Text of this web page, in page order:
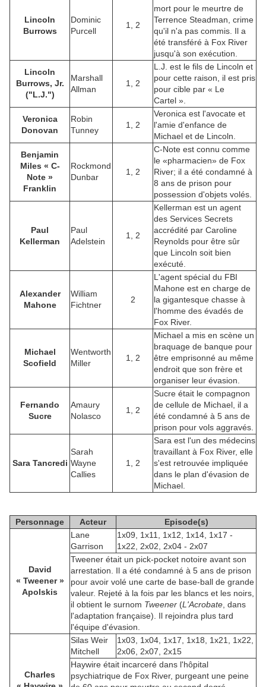
Lincoln
Burrows
Dominic
Purcell
1, 2
mort pour le meurtre de
Terrence Steadman, crime
qu'il n'a pas commis. Il a
été transféré à Fox River
jusqu'à son exécution.
Lincoln
Burrows, Jr.
("L.J.")
Marshall
Allman
1, 2
L.J. est le fils de Lincoln et
pour cette raison, il est pris
pour cible par « Le
Cartel ».
Veronica
Donovan
Robin
Tunney
1, 2
Veronica est l'avocate et
l'amie d'enfance de
Michael et de Lincoln.
Benjamin
Miles « C-
Note »
Franklin
Rockmond
Dunbar
1, 2
C-Note est connu comme
le «pharmacien» de Fox
River; il a été condamné à
8 ans de prison pour
possession d'objets volés.
Paul
Kellerman
Paul
Adelstein
1, 2
Kellerman est un agent
des Services Secrets
accrédité par Caroline
Reynolds pour être sûr
que Lincoln soit bien
exécuté.
Alexander
Mahone
William
Fichtner
2
L'agent spécial du FBI
Mahone est en charge de
la gigantesque chasse à
l'homme des évadés de
Fox River.
Michael
Scofield
Wentworth
Miller
1, 2
Michael a mis en scène un
braquage de banque pour
être emprisonné au même
endroit que son frère et
organiser leur évasion.
Fernando
Sucre
Amaury
Nolasco
1, 2
Sucre était le compagnon
de cellule de Michael, il a
été condamné à 5 ans de
prison pour vols aggravés.
Sara Tancredi
Sarah
Wayne
Callies
1, 2
Sara est l'un des médecins
travaillant à Fox River, elle
s'est retrouvée impliquée
dans le plan d'évasion de
Michael.
Personnage Acteur Episode(s)
David
« Tweener »
Apolskis
Lane
Garrison
1x09, 1x11, 1x12, 1x14, 1x17 -
1x22, 2x02, 2x04 - 2x07
Tweener était un pick-pocket notoire avant son
arrestation. Il a été condamné à 5 ans de prison
pour avoir volé une carte de base-ball de grande
valeur. Rejeté à la fois par les blancs et les noirs,
il obtient le surnom Tweener (L'Acrobate , dans
l'adaptation française). Il rejoindra plus tard
l'équipe d'évasion.
Charles
Silas Weir
Mitchell
1x03, 1x04, 1x17, 1x18, 1x21, 1x22,
2x06, 2x07, 2x15
Haywire était incarceré dans l'hôpital
psychiatrique de Fox River, purgeant une peine